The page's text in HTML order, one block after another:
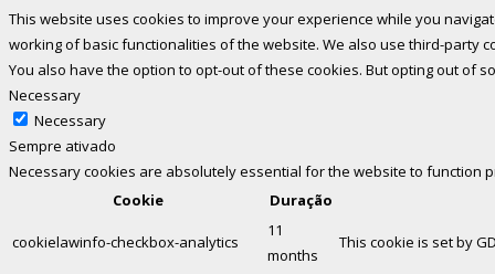
This website uses cookies to improve your experience while you
working of basic functionalities of the website. We also use third-party
You also have the option to opt-out of these cookies. But opting out of
Necessary
Necessary
Sempre ativado
Necessary cookies are absolutely essential for the website to
Cookie
Duração
cookielawinfo-checkbox-analytics
11
months
This cookie is set by